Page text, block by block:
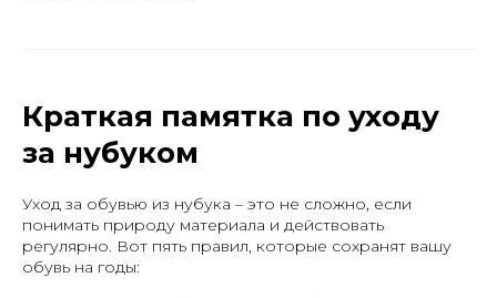
Краткая памятка по уходу
за нубуком
Уход за обувью из нубука – это не сложно, если
понимать природу материала и действовать
регулярно. Вот пять правил, которые сохранят вашу
обувь на годы: